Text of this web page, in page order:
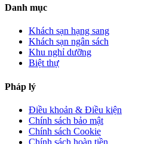
Danh mục
Khách sạn hạng sang
Khách sạn ngân sách
Khu nghỉ dưỡng
Biệt thự
Pháp lý
Điều khoản & Điều kiện
Chính sách bảo mật
Chính sách Cookie
Chính sách hoàn tiền